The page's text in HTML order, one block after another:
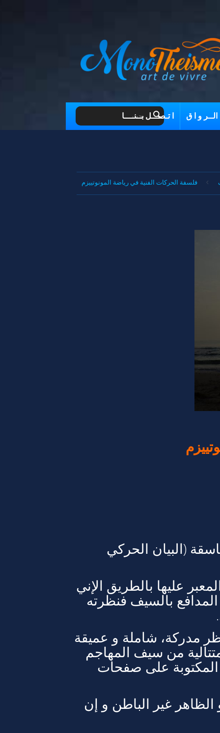
الــر و ا ق ا تـصـــل بــنــــا
فلسفة الحركات الفنية في رياضة المونوتييزم
(البيان الحركي
عليها بالطريق الإني
بالسيف فنظرته
مدركة، شاملة و عميقة
من سيف المهاجم
المكتوبة على صفحات
الظاهر غير الباطن و إن